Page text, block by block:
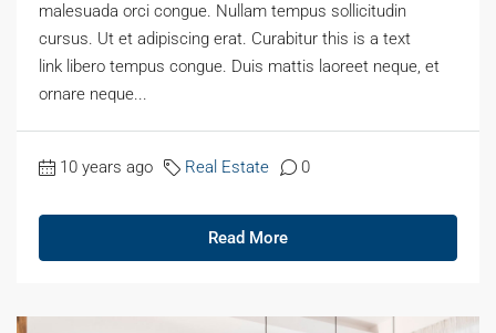
malesuada orci congue. Nullam tempus sollicitudin
cursus. Ut et adipiscing erat. Curabitur this is a text
link libero tempus congue. Duis mattis laoreet neque, et
ornare neque...
10 years ago Real Estate 0
Read More